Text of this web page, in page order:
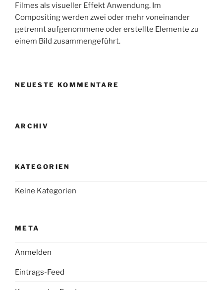
Filmes als visueller Effekt Anwendung. Im
Compositing werden zwei oder mehr voneinander
getrennt aufgenommene oder erstellte Elemente zu
einem Bild zusammengeführt.
NEUESTE KOMMENTARE
ARCHIV
KATEGORIEN
Keine Kategorien
META
Anmelden
Eintrags-Feed